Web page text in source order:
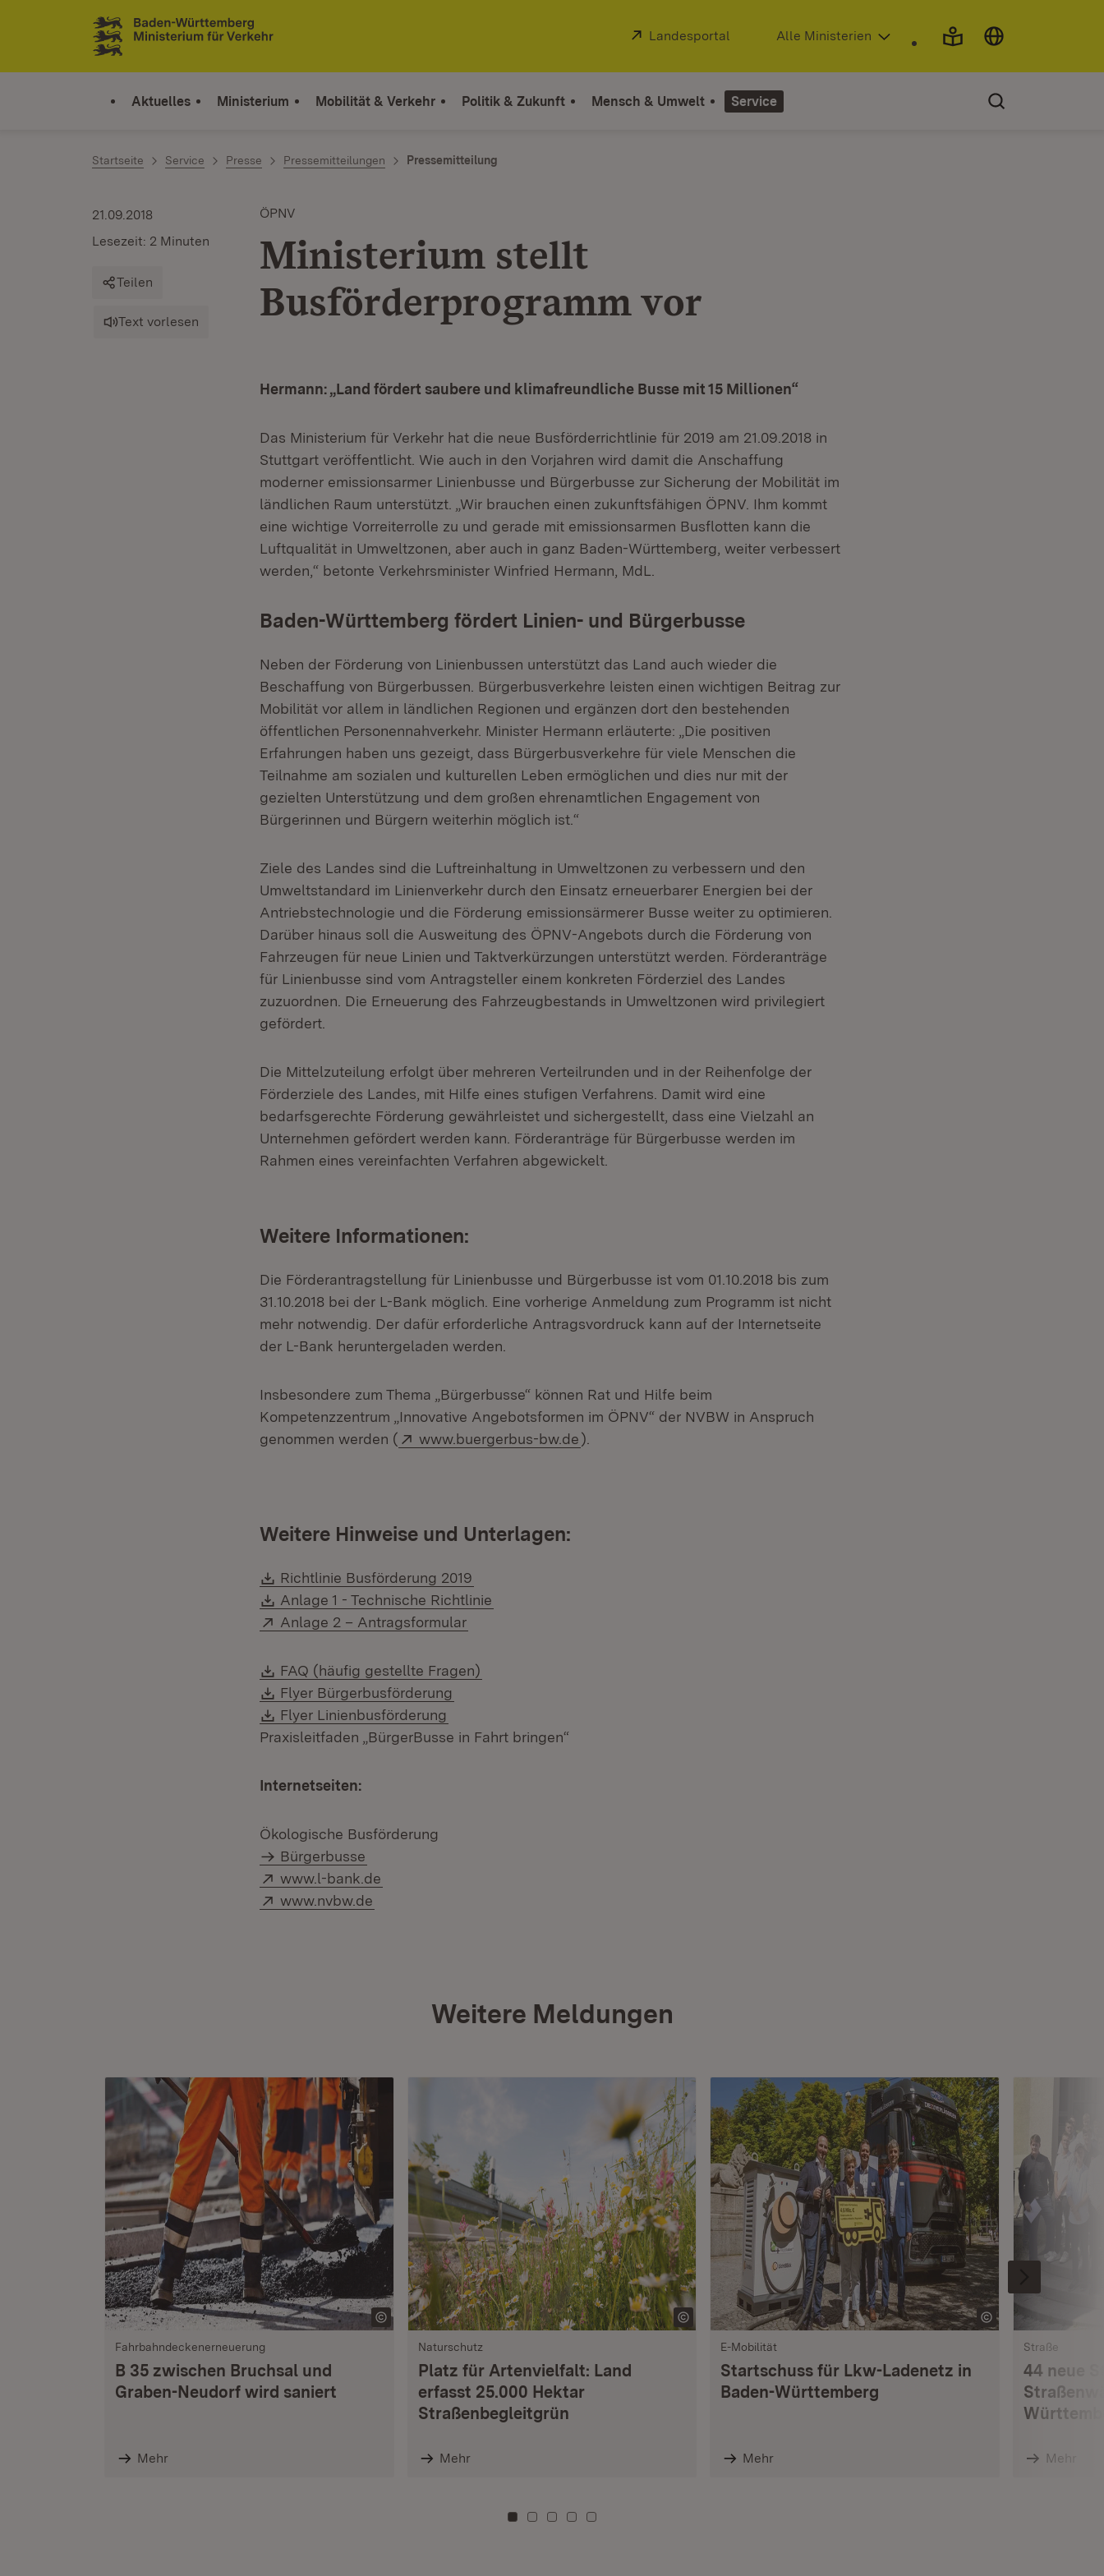
Zum Inhalt springen
Link zur Startseite
Extern:
Landesportal (Öffnet in neuem Fenster)
Alle Ministerien
Aktuelles Ministerium Mobilität & Verkehr Politik & Zukunft Mensch & Umwelt Service
Startseite Service Presse Pressemitteilungen Pressemitteilung
ÖPNV
Ministerium stellt
Busförderprogramm vor
21.09.2018
Lesezeit: 2 Minuten
Teilen
Text vorlesen
Hermann: „Land fördert saubere und klimafreundliche Busse mit 15 Millionen“
Das Ministerium für Verkehr hat die neue Busförderrichtlinie für 2019 am 21.09.2018 in
Stuttgart veröffentlicht. Wie auch in den Vorjahren wird damit die Anschaffung
moderner emissionsarmer Linienbusse und Bürgerbusse zur Sicherung der Mobilität im
ländlichen Raum unterstützt. „Wir brauchen einen zukunftsfähigen ÖPNV. Ihm kommt
eine wichtige Vorreiterrolle zu und gerade mit emissionsarmen Busflotten kann die
Luftqualität in Umweltzonen, aber auch in ganz Baden-Württemberg, weiter verbessert
werden,“ betonte Verkehrsminister Winfried Hermann, MdL.
Baden-Württemberg fördert Linien- und Bürgerbusse
Neben der Förderung von Linienbussen unterstützt das Land auch wieder die
Beschaffung von Bürgerbussen. Bürgerbusverkehre leisten einen wichtigen Beitrag zur
Mobilität vor allem in ländlichen Regionen und ergänzen dort den bestehenden
öffentlichen Personennahverkehr. Minister Hermann erläuterte: „Die positiven
Erfahrungen haben uns gezeigt, dass Bürgerbusverkehre für viele Menschen die
Teilnahme am sozialen und kulturellen Leben ermöglichen und dies nur mit der
gezielten Unterstützung und dem großen ehrenamtlichen Engagement von
Bürgerinnen und Bürgern weiterhin möglich ist.“
Ziele des Landes sind die Luftreinhaltung in Umweltzonen zu verbessern und den
Umweltstandard im Linienverkehr durch den Einsatz erneuerbarer Energien bei der
Antriebstechnologie und die Förderung emissionsärmerer Busse weiter zu optimieren.
Darüber hinaus soll die Ausweitung des ÖPNV-Angebots durch die Förderung von
Fahrzeugen für neue Linien und Taktverkürzungen unterstützt werden. Förderanträge
für Linienbusse sind vom Antragsteller einem konkreten Förderziel des Landes
zuzuordnen. Die Erneuerung des Fahrzeugbestands in Umweltzonen wird privilegiert
gefördert.
Die Mittelzuteilung erfolgt über mehreren Verteilrunden und in der Reihenfolge der
Förderziele des Landes, mit Hilfe eines stufigen Verfahrens. Damit wird eine
bedarfsgerechte Förderung gewährleistet und sichergestellt, dass eine Vielzahl an
Unternehmen gefördert werden kann. Förderanträge für Bürgerbusse werden im
Rahmen eines vereinfachten Verfahren abgewickelt.
Weitere Informationen:
Die Förderantragstellung für Linienbusse und Bürgerbusse ist vom 01.10.2018 bis zum
31.10.2018 bei der L-Bank möglich. Eine vorherige Anmeldung zum Programm ist nicht
mehr notwendig. Der dafür erforderliche Antragsvordruck kann auf der Internetseite
der L-Bank heruntergeladen werden.
Insbesondere zum Thema „Bürgerbusse“ können Rat und Hilfe beim
Kompetenzzentrum „Innovative Angebotsformen im ÖPNV“ der NVBW in Anspruch
genommen werden (
Extern:
www.buergerbus-bw.de(Öffnet in neuem Fenster)
).
Weitere Hinweise und Unterlagen:
Download:
Richtlinie Busförderung 2019
Download:
Anlage 1 - Technische Richtlinie
Extern:
Anlage 2 – Antragsformular
Download:
FAQ (häufig gestellte Fragen)
Download:
Flyer Bürgerbusförderung
Download:
Flyer Linienbusförderung
Praxisleitfaden „BürgerBusse in Fahrt bringen“
Internetseiten:
Ökologische Busförderung
Bürgerbusse
Extern:
www.l-bank.de
Extern:
www.nvbw.de
Weitere Meldungen
Fahrbahndeckenerneuerung
B 35 zwischen Bruchsal und
Graben-Neudorf wird saniert
Mehr
Naturschutz
Platz für Artenvielfalt: Land
erfasst 25.000 Hektar
Straßenbegleitgrün
Mehr
E-Mobilität
Startschuss für Lkw-Ladenetz in
Baden-Württemberg
Mehr
Straße
44 neue
Mehr
Zu Kachel: 0
Zu Kachel: 3
Zu Kachel: 6
Zu Kachel: 9
Zu Kachel: 12